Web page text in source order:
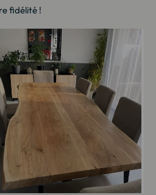
fidélité !